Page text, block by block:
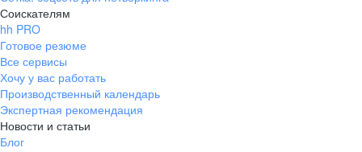
Соискателям
hh PRO
Готовое резюме
Все сервисы
Хочу у вас работать
Производственный календарь
Экспертная рекомендация
Новости и статьи
Блог